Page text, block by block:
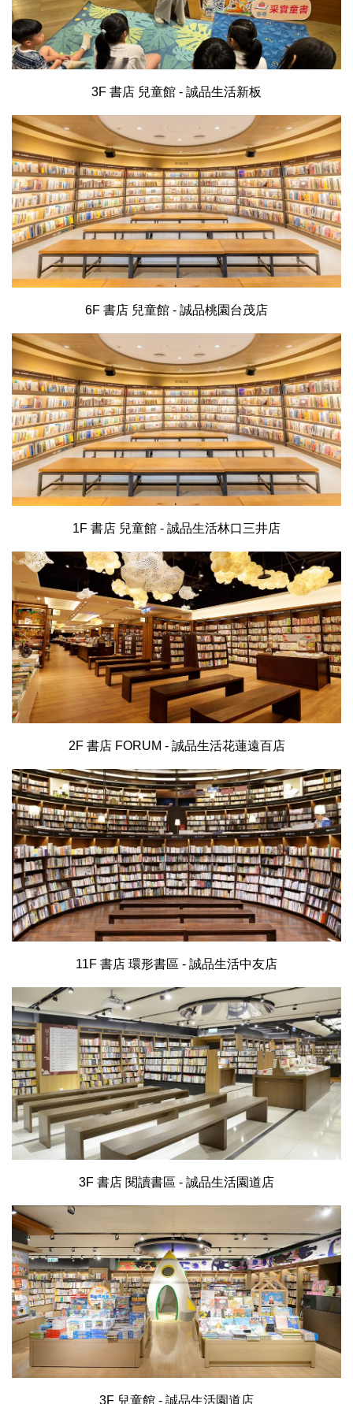
3F 書店 兒童館 - 誠品生活新板
6F 書店 兒童館 - 誠品桃園台茂店
1F 書店 兒童館 - 誠品生活林口三井店
2F 書店 FORUM - 誠品生活花蓮遠百店
11F 書店 環形書區 - 誠品生活中友店
3F 書店 閱讀書區 - 誠品生活園道店
3F 兒童館 - 誠品生活園道店